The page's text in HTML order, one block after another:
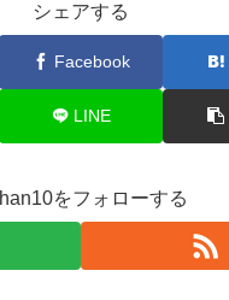
シェアする
Facebook
LINE
をフォローする